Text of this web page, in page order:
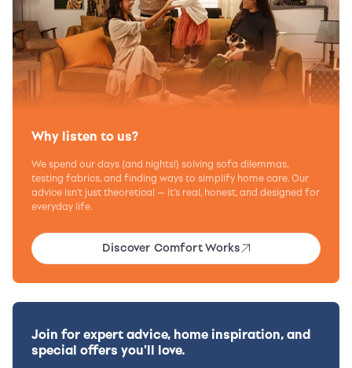
Why listen to us?
We spend our days (and nights!) solving sofa dilemmas,
testing fabrics, and finding ways to simplify home care. Our
advice isn’t just theoretical — it’s real, honest, and designed for
everyday life.
Discover Comfort Works
Join for expert advice, home inspiration, and
special offers you'll love.